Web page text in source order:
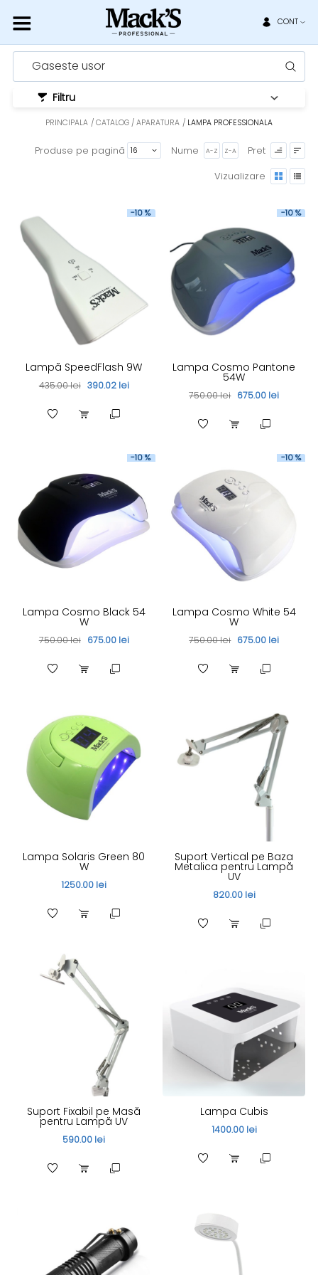
CONT
Gaseste usor
PRINCIPALA CATALOG APARATURA LAMPA PROFESSIONALA
Produse pe pagină Nume A-Z Z-A
Pret
Vizualizare
Filtru
-10 %
Lampă SpeedFlash 9W
435.00 lei 390.02 lei
-10 %
Lampa Cosmo Pantone
54W
750.00 lei 675.00 lei
-10 %
Lampa Cosmo Black 54
W
750.00 lei 675.00 lei
-10 %
Lampa Cosmo White 54
W
750.00 lei 675.00 lei
Lampa Solaris Green 80
W
1250.00 lei
Suport Vertical pe Baza
Metalica pentru Lampă
UV
820.00 lei
Suport Fixabil pe Masă
pentru Lampă UV
590.00 lei
Lampa Cubis
1400.00 lei